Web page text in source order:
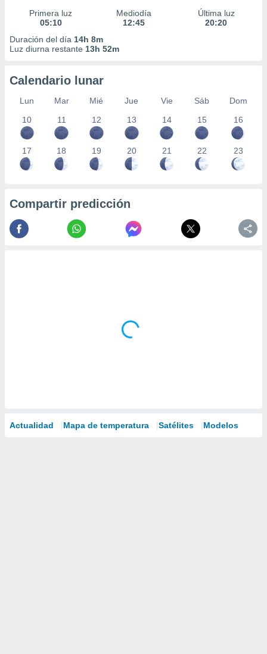
Primera luz
05:10
Mediodía
12:45
Última luz
20:20
Duración del día 14h 8m
Luz diurna restante 13h 52m
Calendario lunar
Lun Mar Mié Jue Vie Sáb
Dom
10
11 12 13 14 15 16
17 18 19 20 21 22 23
Compartir predicción
Actualidad Mapa de temperatura Satélites Modelos